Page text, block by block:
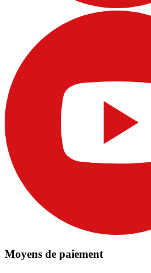
Moyens de paiement